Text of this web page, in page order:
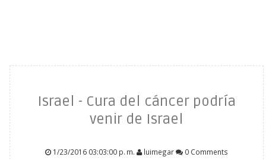
Israel - Cura del cáncer podría
venir de Israel
1/23/2016 03:03:00 p. m. luimegar 0 Comments